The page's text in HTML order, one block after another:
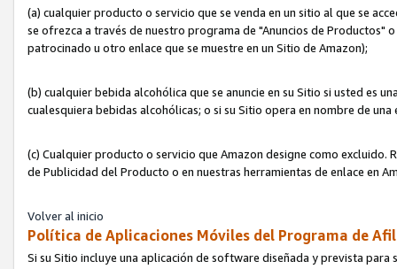
(a) cualquier producto o servicio que se venda en un sitio al que se
se ofrezca a través de nuestro programa de "Anuncios de Productos"
patrocinado u otro enlace que se muestre en un Sitio de Amazon);
(b) cualquier bebida alcohólica que se anuncie en su Sitio si usted es
cualesquiera bebidas alcohólicas; o si su Sitio opera en nombre de
(c) Cualquier producto o servicio que Amazon designe como excluido.
de Publicidad del Producto o en nuestras herramientas de enlace en
Volver al inicio
Política de Aplicaciones Móviles del Programa de
Si su Sitio incluye una aplicación de software diseñada y prevista